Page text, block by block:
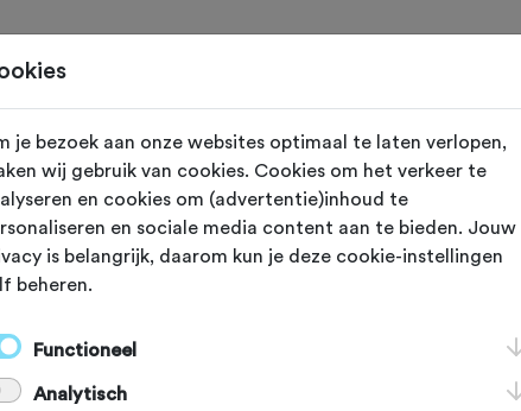
vereniging met nummer "106050" is niet
je bezoek aan onze websites optimaal te laten verlopen,
wij gebruik van cookies. Cookies om het verkeer te
en cookies om (advertentie)inhoud te
en sociale media content aan te bieden. Jouw
is belangrijk, daarom kun je deze cookie-instellingen
beheren.
Functioneel
Analytisch